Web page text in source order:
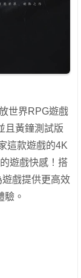
世界RPG遊戲
且黃鐘測試版
這款遊戲的4K
遊戲快感！搭
戲提供更高效
驗。